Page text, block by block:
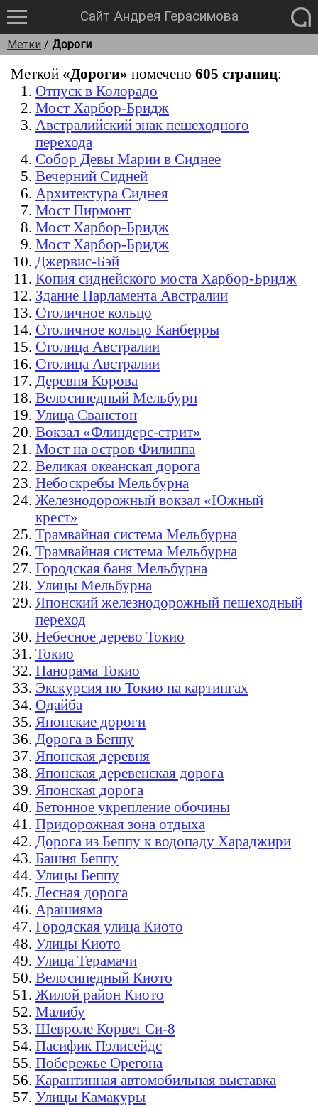
Сайт Андрея Герасимова
Метки / Дороги
Меткой «Дороги» помечено 605 страниц:
Отпуск в Колорадо
Мост Харбор-Бридж
Австралийский знак пешеходного
перехода
Собор Девы Марии в Сиднее
Вечерний Сидней
Архитектура Сиднея
Мост Пирмонт
Мост Харбор-Бридж
Мост Харбор-Бридж
Джервис-Бэй
Копия сиднейского моста Харбор-Бридж
Здание Парламента Австралии
Столичное кольцо
Столичное кольцо Канберры
Столица Австралии
Столица Австралии
Деревня Корова
Велосипедный Мельбурн
Улица Сванстон
Вокзал «Флиндерс-стрит»
Мост на остров Филиппа
Великая океанская дорога
Небоскребы Мельбурна
Железнодорожный вокзал «Южный
крест»
Трамвайная система Мельбурна
Трамвайная система Мельбурна
Городская баня Мельбурна
Улицы Мельбурна
Японский железнодорожный пешеходный
переход
Небесное дерево Токио
Токио
Панорама Токио
Экскурсия по Токио на картингах
Одайба
Японские дороги
Дорога в Беппу
Японская деревня
Японская деревенская дорога
Японская дорога
Бетонное укрепление обочины
Придорожная зона отдыха
Дорога из Беппу к водопаду Хараджири
Башня Беппу
Улицы Беппу
Лесная дорога
Арашияма
Городская улица Киото
Улицы Киото
Улица Терамачи
Велосипедный Киото
Жилой район Киото
Малибу
Шевроле Корвет Си-8
Пасифик Пэлисейдс
Побережье Орегона
Карантинная автомобильная выставка
Улицы Камакуры